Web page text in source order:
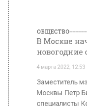
4 марта 2022, 12:53
Заместитель
Москвы Петр
хозяйства
световых